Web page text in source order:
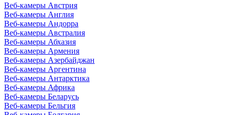
Веб-камеры Австрия
Веб-камеры Англия
Веб-камеры Андорра
Веб-камеры Австралия
Веб-камеры Абхазия
Веб-камеры Армения
Веб-камеры Азербайджан
Веб-камеры Аргентина
Веб-камеры Антарктика
Веб-камеры Африка
Веб-камеры Беларусь
Веб-камеры Бельгия